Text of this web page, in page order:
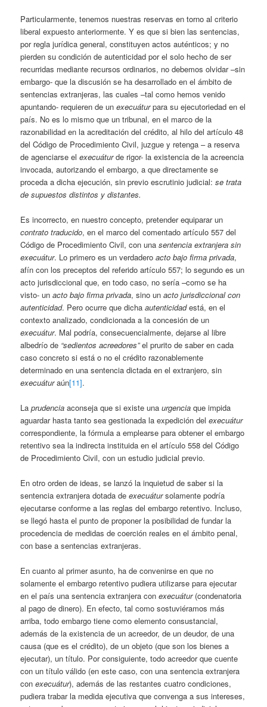
Particularmente, tenemos nuestras reservas en torno al criterio
liberal expuesto anteriormente. Y es que si bien las sentencias,
por regla jurídica general, constituyen actos auténticos; y no
pierden su condición de autenticidad por el solo hecho de ser
recurridas mediante recursos ordinarios, no debemos olvidar –sin
embargo- que la discusión se ha desarrollado en el ámbito de
sentencias extranjeras, las cuales –tal como hemos venido
apuntando- requieren de unexecuáturpara su ejecutoriedad en el
país. No es lo mismo que un tribunal, en el marco de la
razonabilidad en la acreditación del crédito, al hilo del artículo 48
del Código de Procedimiento Civil, juzgue y retenga – a reserva
de agenciarse elexecuáturde rigor- la existencia de la acreencia
invocada, autorizando el embargo, a que directamente se
proceda a dicha ejecución, sin previo escrutinio judicial:se trata
de supuestos distintos y distantes.
Es incorrecto, en nuestro concepto, pretender equiparar un
contrato traducido, en el marco del comentado artículo 557 del
Código de Procedimiento Civil, con unasentencia extranjera sin
execuátur. Lo primero es un verdaderoacto bajo firma privada,
afín con los preceptos del referido artículo 557; lo segundo es un
acto jurisdiccional que, en todo caso, no sería –como se ha
visto- unacto bajo firma privada, sino unacto jurisdiccional con
autenticidad. Pero ocurre que dichaautenticidadestá, en el
contexto analizado, condicionada a la concesión de un
execuátur. Mal podría, consecuencialmente, dejarse al libre
albedrío de “sedientos acreedores”el prurito de saber en cada
caso concreto si está o no el crédito razonablemente
determinado en una sentencia dictada en el extranjero, sin
execuáturaún[11].
Laprudencia aconseja que si existe unaurgencia que impida
aguardar hasta tanto sea gestionada la expedición delexecuátur
correspondiente, la fórmula a emplearse para obtener el embargo
retentivo sea la indirecta instituida en el artículo 558 del Código
de Procedimiento Civil, con un estudio judicial previo.
En otro orden de ideas, se lanzó la inquietud de saber si la
sentencia extranjera dotada deexecuátursolamente podría
ejecutarse conforme a las reglas del embargo retentivo. Incluso,
se llegó hasta el punto de proponer la posibilidad de fundar la
procedencia de medidas de coerción reales en el ámbito penal,
con base a sentencias extranjeras.
En cuanto al primer asunto, ha de convenirse en que no
solamente el embargo retentivo pudiera utilizarse para ejecutar
en el país una sentencia extranjera conexecuátur (condenatoria
al pago de dinero). En efecto, tal como sostuviéramos más
arriba, todo embargo tiene como elemento consustancial,
además de la existencia de un acreedor, de un deudor, de una
causa (que es el crédito), de un objeto (que son los bienes a
ejecutar), un título. Por consiguiente, todo acreedor que cuente
con un título válido (en este caso, con una sentencia extranjera
conexecuátur), además de las restantes cuatro condiciones,
pudiera trabar la medida ejecutiva que convenga a sus intereses,